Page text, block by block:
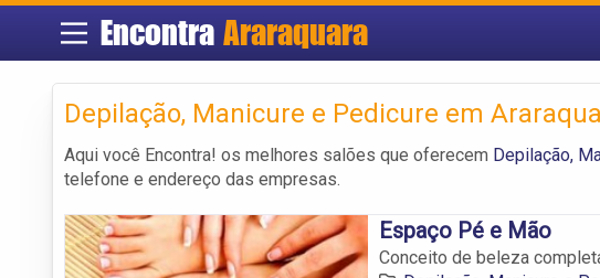
Encontra Araraquara
Depilação, Manicure e Pedicure em
Aqui você Encontra! os melhores salões que oferecem Depilação,
telefone e endereço das empresas.
Espaço Pé e Mão
Conceito de beleza